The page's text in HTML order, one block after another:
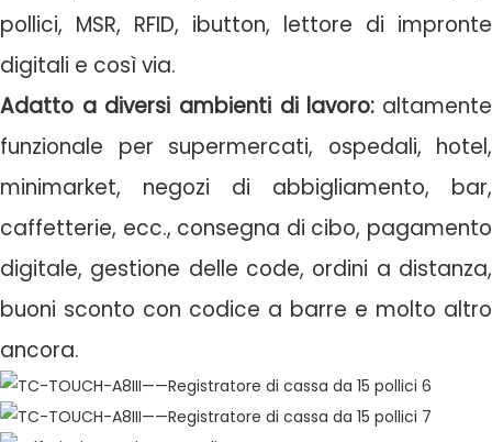
pollici, MSR, RFID, ibutton, lettore di impronte
digitali e così via.
Adatto a diversi ambienti di lavoro: altamente
funzionale per supermercati, ospedali, hotel,
minimarket, negozi di abbigliamento, bar,
caffetterie, ecc., consegna di cibo, pagamento
digitale, gestione delle code, ordini a distanza,
buoni sconto con codice a barre e molto altro
ancora.